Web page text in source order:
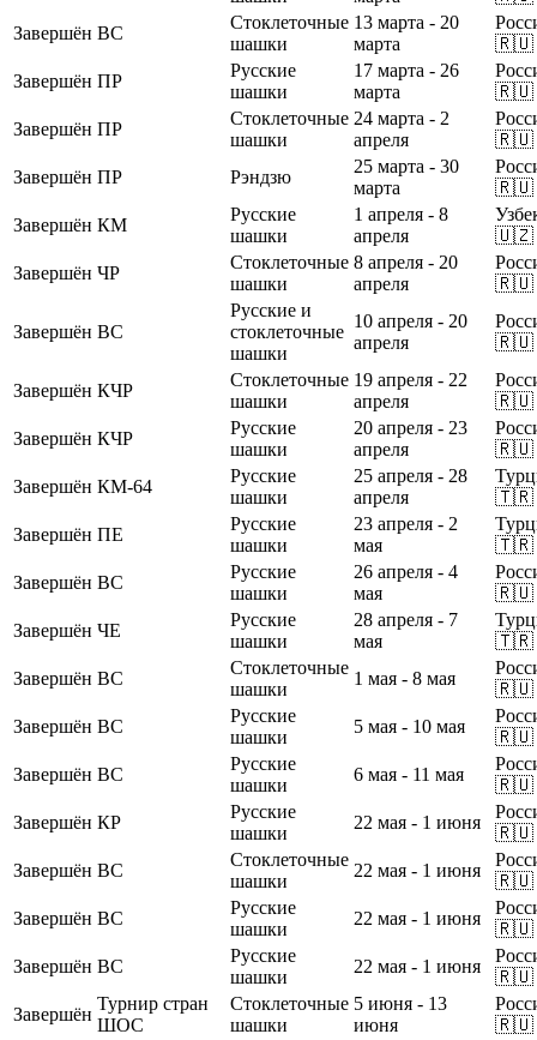
Завершён ВС
Стоклеточные
шашки
13 марта - 20
марта
🇷🇺
Завершён ПР
Русские
шашки
17 марта - 26
марта
🇷🇺
Завершён ПР
Стоклеточные
шашки
24 марта - 2
апреля
🇷🇺
Завершён ПР Рэндзю
25 марта - 30
марта
🇷🇺
Завершён КМ
Русские
шашки
1 апреля - 8
апреля
🇺🇿
Завершён ЧР
Стоклеточные
шашки
8 апреля - 20
апреля
🇷🇺
Завершён ВС
Русские и
стоклеточные
шашки
10 апреля - 20
апреля
🇷🇺
Завершён КЧР
Стоклеточные
шашки
19 апреля - 22
апреля
🇷🇺
Завершён КЧР
Русские
шашки
20 апреля - 23
апреля
🇷🇺
Завершён КМ-64
Русские
шашки
25 апреля - 28
апреля
🇹🇷
Завершён ПЕ
Русские
шашки
23 апреля - 2
мая
🇹🇷
Завершён ВС
Русские
шашки
26 апреля - 4
мая
🇷🇺
Завершён ЧЕ
Русские
шашки
28 апреля - 7
мая
🇹🇷
Завершён ВС
Стоклеточные
шашки
1 мая - 8 мая
🇷🇺
Завершён ВС
Русские
шашки
5 мая - 10 мая
🇷🇺
Завершён ВС
Русские
шашки
6 мая - 11 мая
🇷🇺
Завершён КР
Русские
шашки
22 мая - 1 июня
🇷🇺
Завершён ВС
Стоклеточные
шашки
22 мая - 1 июня
🇷🇺
Завершён ВС
Русские
шашки
22 мая - 1 июня
🇷🇺
Завершён ВС
Русские
шашки
22 мая - 1 июня
🇷🇺
Завершён
Турнир стран
ШОС
Стоклеточные
шашки
5 июня - 13
июня
🇷🇺